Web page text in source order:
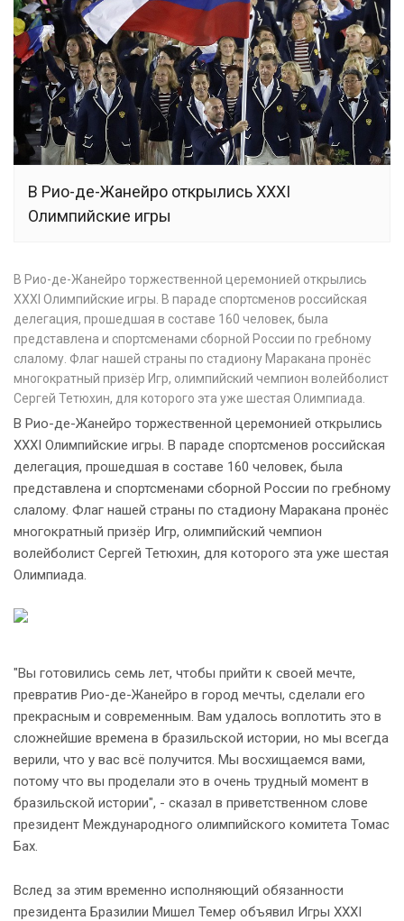
В Рио-де-Жанейро открылись XXXI
Олимпийские игры
В Рио-де-Жанейро торжественной церемонией открылись
XXXI Олимпийские игры. В параде спортсменов российская
делегация, прошедшая в составе 160 человек, была
представлена и спортсменами сборной России по гребному
слалому. Флаг нашей страны по стадиону Маракана пронёс
многократный призёр Игр, олимпийский чемпион волейболист
Сергей Тетюхин, для которого эта уже шестая Олимпиада.
В Рио-де-Жанейро торжественной церемонией открылись
XXXI Олимпийские игры. В параде спортсменов российская
делегация, прошедшая в составе 160 человек, была
представлена и спортсменами сборной России по гребному
слалому. Флаг нашей страны по стадиону Маракана пронёс
многократный призёр Игр, олимпийский чемпион
волейболист Сергей Тетюхин, для которого эта уже шестая
Олимпиада.
Вы готовились семь лет, чтобы прийти к своей мечте,
превратив Рио-де-Жанейро в город мечты, сделали его
прекрасным и современным. Вам удалось воплотить это в
сложнейшие времена в бразильской истории, но мы всегда
верили, что у вас всё получится. Мы восхищаемся вами,
потому что вы проделали это в очень трудный момент в
бразильской истории , - сказал в приветственном слове
президент Международного олимпийского комитета Томас
Бах.
Вслед за этим временно исполняющий обязанности
президента Бразилии Мишел Темер объявил Игры XXXI